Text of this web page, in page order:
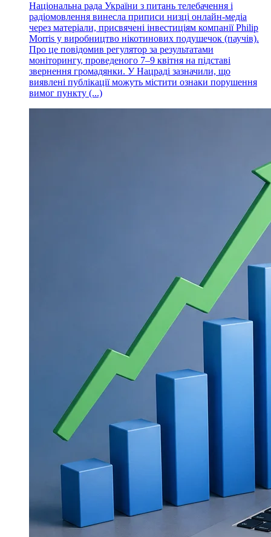
Національна рада України з питань телебачення і
радіомовлення винесла приписи низці онлайн-медіа
через матеріали, присвячені інвестиціям компанії Philip
Morris у виробництво нікотинових подушечок (паучів).
Про це повідомив регулятор за результатами
моніторингу, проведеного 7–9 квітня на підставі
звернення громадянки. У Нацраді зазначили, що
виявлені публікації можуть містити ознаки порушення
вимог пункту (...)